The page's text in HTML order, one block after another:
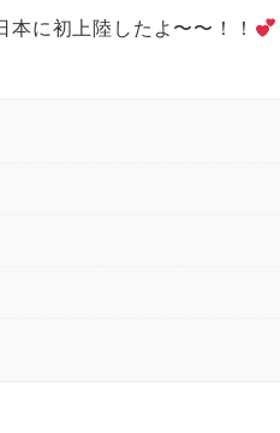
本に初上陸したよ〜〜！！